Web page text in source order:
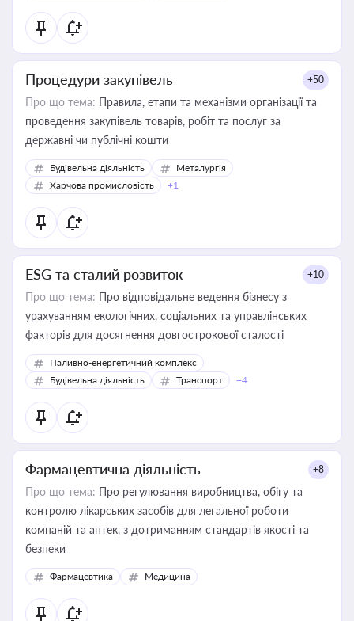
Процедури закупівель +50
Про що тема: Правила, етапи та механізми організації та
проведення закупівель товарів, робіт та послуг за
державні чи публічні кошти
Будівельна діяльність
Металургія
Харчова промисловість
+1
ESG та сталий розвиток +10
Про що тема: Про відповідальне ведення бізнесу з
урахуванням екологічних, соціальних та управлінських
факторів для досягнення довгострокової сталості
Паливно-енергетичний комплекс
Будівельна діяльність
Транспорт +4
Фармацевтична діяльність +8
Про що тема: Про регулювання виробництва, обігу та
контролю лікарських засобів для легальної роботи
компаній та аптек, з дотриманням стандартів якості та
безпеки
Фармацевтика Медицина